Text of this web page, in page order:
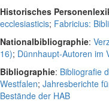
Historisches
ecclesiasticis; Fabricius:
Nationalbibliographie:
16); Dünnhaupt-Autoren im
Bibliographie: Bibliografie
Westfalen; Jahresberichte
Bestände der HAB